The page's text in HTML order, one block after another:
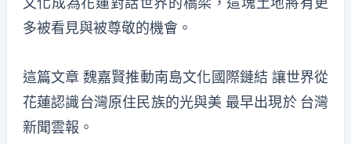
多被看見與被尊敬的機會。
這篇文章 魏嘉賢推動南島文化國際鏈結 讓世界從
花蓮認識台灣原住民族的光與美 最早出現於 台灣
新聞雲報 。